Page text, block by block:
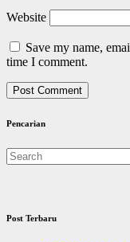
Website
Save my name,
time I comment.
Pencarian
Post Terbaru